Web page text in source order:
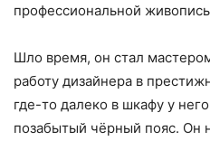
профессиональной
Шло время, он стал
работу дизайнера в
где-то далеко в шкафу у
позабытый чёрный пояс. Он